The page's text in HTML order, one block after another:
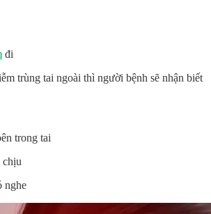
đi
trùng tai ngoài thì người bệnh sẽ nhận biết
trong tai
chịu
nghe